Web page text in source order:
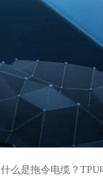
什么是拖令电缆？